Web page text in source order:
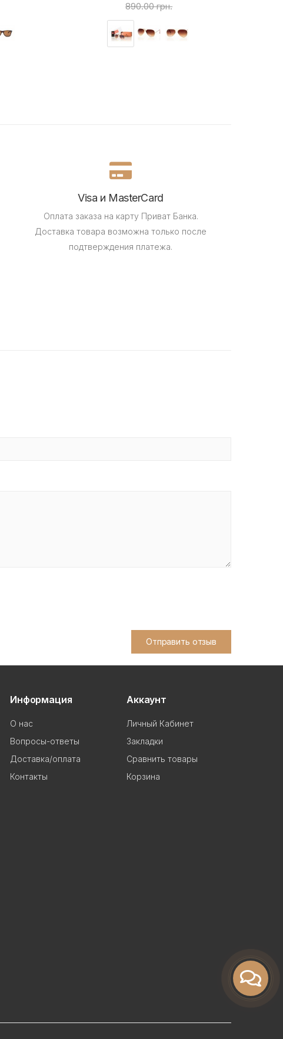
890.00 грн.
Visa и MasterCard
Оплата заказа на карту Приват Банка.
Доставка товара возможна только после
подтверждения платежа.
Отправить отзыв
Информация
О нас
Вопросы-ответы
Доставка/оплата
Контакты
Аккаунт
Личный Кабинет
Закладки
Сравнить товары
Корзина